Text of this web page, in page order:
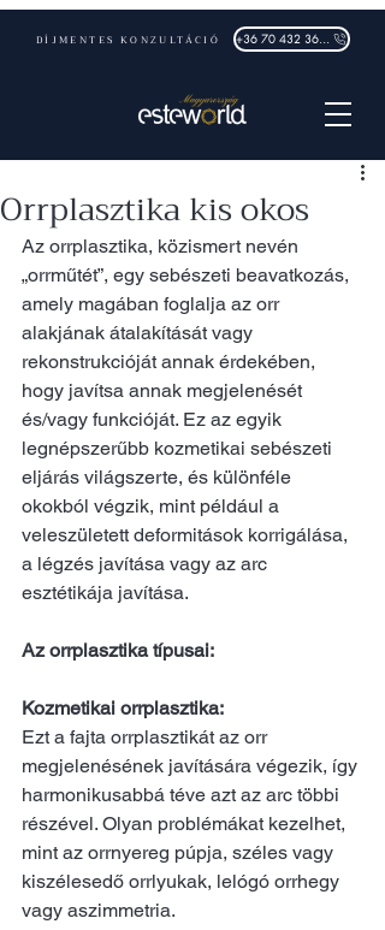
DÍJMENTES KONZULTÁCIÓ +36 70 432 3632
Orrplasztika kis okos
Az orrplasztika, közismert nevén
„orrműtét”, egy sebészeti beavatkozás,
amely magában foglalja az orr
alakjának átalakítását vagy
rekonstrukcióját annak érdekében,
hogy javítsa annak megjelenését
és/vagy funkcióját. Ez az egyik
legnépszerűbb kozmetikai sebészeti
eljárás világszerte, és különféle
okokból végzik, mint például a
veleszületett deformitások korrigálása,
a légzés javítása vagy az arc
esztétikája javítása.
Az orrplasztika típusai:
Kozmetikai orrplasztika:
Ezt a fajta orrplasztikát az orr
megjelenésének javítására végezik, így
harmonikusabbá téve azt az arc többi
részével. Olyan problémákat kezelhet,
mint az orrnyereg púpja, széles vagy
kiszélesedő orrlyukak, lelógó orrhegy
vagy aszimmetria.